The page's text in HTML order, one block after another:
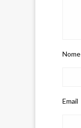
Nome
Email